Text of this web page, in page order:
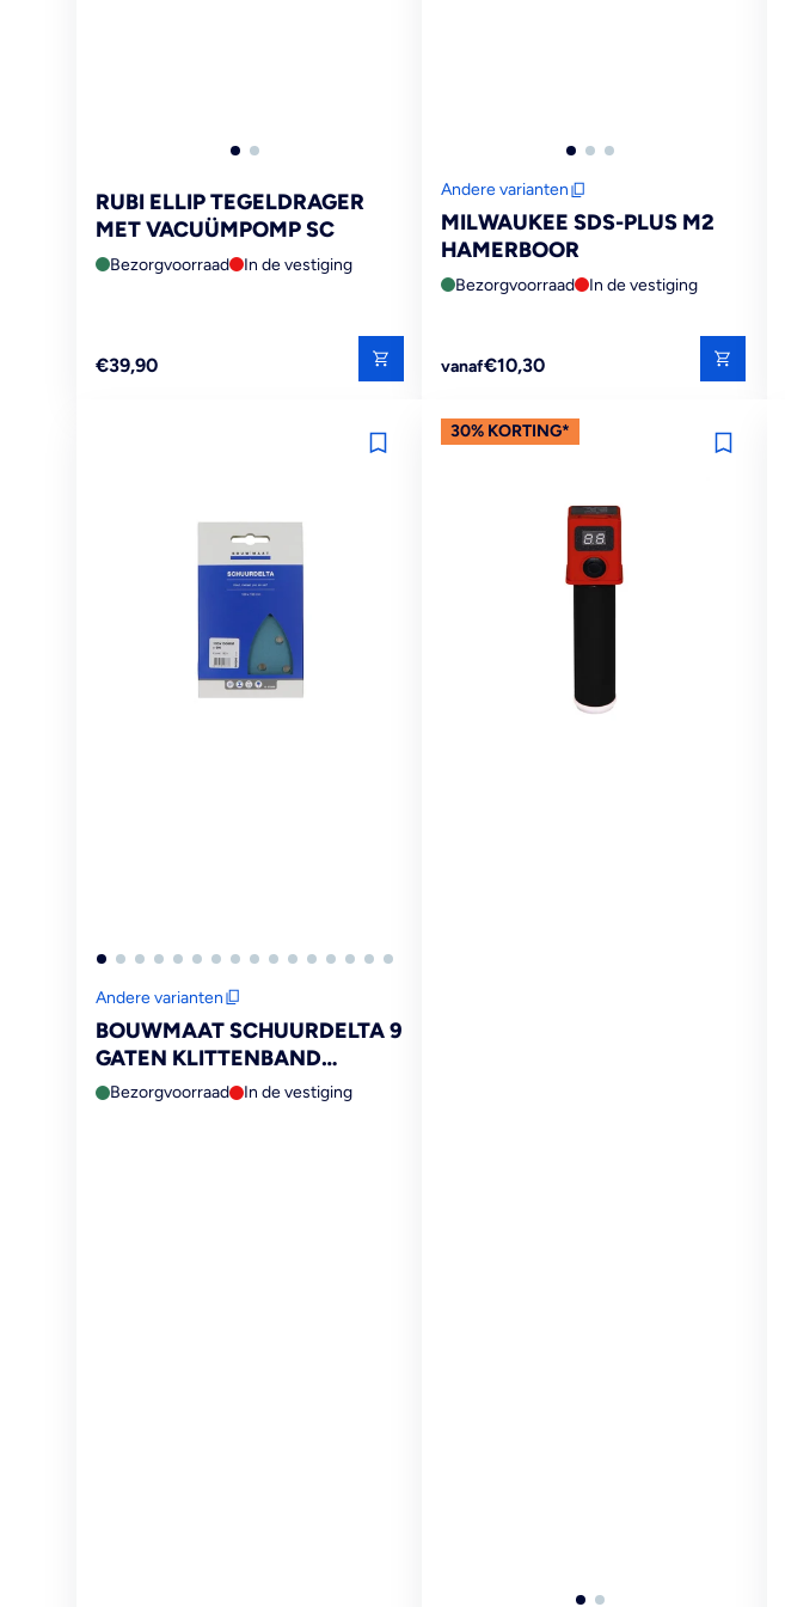
RUBI ELLIP TEGELDRAGER
MET VACUÜMPOMP SC
Bezorgvoorraad In de vestiging
Reguliere
€39,90
Andere varianten
MILWAUKEE SDS-PLUS M2
HAMERBOOR
Bezorgvoorraad In de vestiging
Reguliere
vanaf€10,30
Andere varianten
BOUWMAAT SCHUURDELTA 9
GATEN KLITTENBAND
100X150MM
Bezorgvoorraad In de vestiging
30% KORTING*